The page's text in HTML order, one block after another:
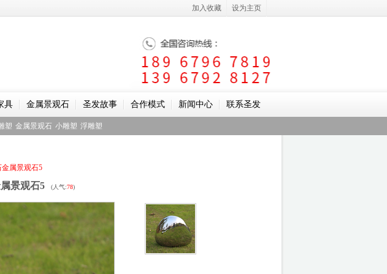
具 金属景观石 圣发故事 合作模式 新闻中心 联系圣发
塑 金属景观石 小雕塑 浮雕塑
金属景观石5
景观石5 (人气:78)
加入收藏 设为主页